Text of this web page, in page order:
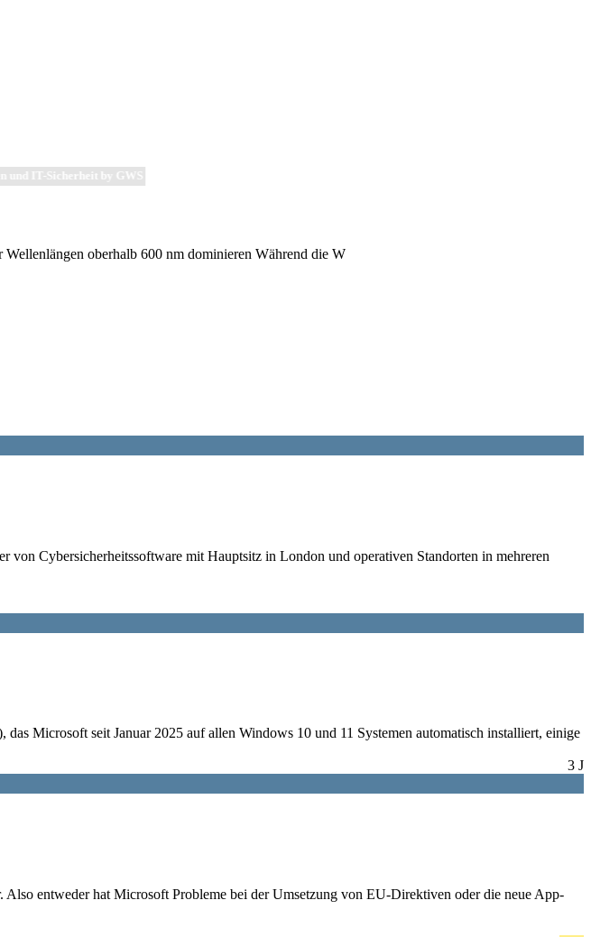
und IT-Sicherheit by GWS
oberhalb 600 nm dominieren Während die W
Cybersicherheitssoftware mit Hauptsitz in London und operativen Standorten in mehreren
Microsoft seit Januar 2025 auf allen Windows 10 und 11 Systemen automatisch installiert, einige
3 J
entweder hat Microsoft Probleme bei der Umsetzung von EU-Direktiven oder die neue App-